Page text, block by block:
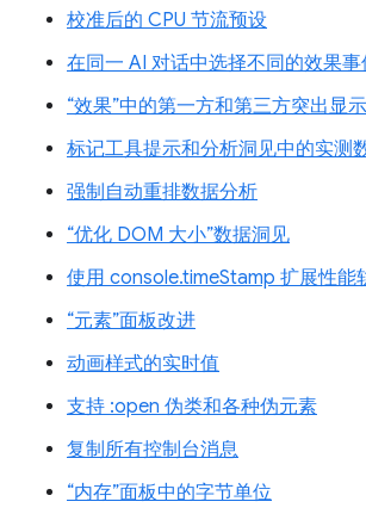
校准后的 CPU 节流预设
在同一 AI 对话中选择不同的效果事
“效果”中的第一方和第三方突出显示
标记工具提示和分析洞见中的实测
强制自动重排数据分析
“优化 DOM 大小”数据洞见
使用 console.timeStamp 扩展性能
“元素”面板改进
动画样式的实时值
支持 :open 伪类和各种伪元素
复制所有控制台消息
“内存”面板中的字节单位